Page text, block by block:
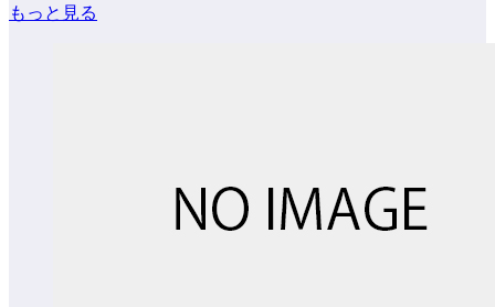
もっと見る